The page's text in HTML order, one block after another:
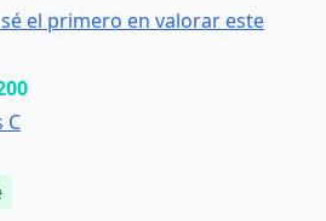
el primero en valorar este
C